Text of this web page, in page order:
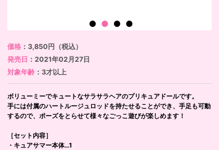
価格 ：3,850円（税込）
発売日 ：2021年02月27日
対象年齢 ：3才以上
ボリューミーでキュートなサラサラヘアのプリキュアドールです。
手には付属のハートルージュロッドを持たせることができ、手足も可動
するので、ポーズをとらせて様々なごっこ遊びが楽しめます！
［セット内容］
・キュアサマー本体…1